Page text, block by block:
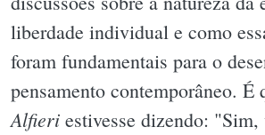
liberdade individual e como
foram fundamentais para o
pensamento contemporâneo. É
Alfieri estivesse dizendo: